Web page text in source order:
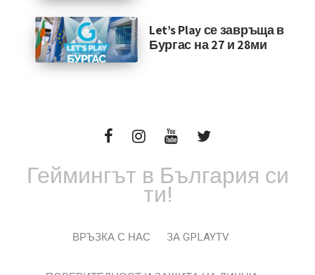
Let’s Play се завръща в
Бургас на 27 и 28ми
Геймингът в България си
ти!
ВРЪЗКА С НАС ЗА GPLAYTV